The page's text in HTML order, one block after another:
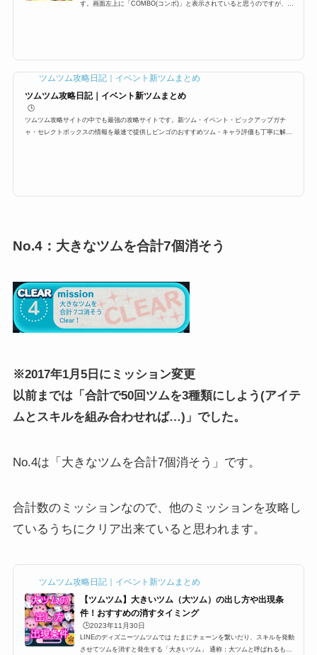
す。画面左上に「COMBO(コンボ)」と表示されていると思うのですが、こ
ンゴなどで「〇〇コンボ以上しよ...
ツムツム攻略日記｜イベント新ツムまとめ
ツムツム攻略日記｜イベント新ツムまとめ
🕒️
ツムツム攻略サイトの中でも最強の攻略サイトです。新ツム・イベント・ピックアップガチ
ャ・セレクトボックスの情報を最速で提供しビンゴのおすすめツム・キャラ評価も丁寧に解
No.4：大きなツムを合計7個消そう
※2017年1月5日にミッション変更
以前までは「合計で50回ツムを3種類にしよう(アイテ
ムとスキルを組み合わせれば…)」でした。
No.4は「大きなツムを合計7個消そう」です。
合計数のミッションなので、他のミッションを攻略し
ているうちにクリア出来ていると思われます。
ツムツム攻略日記｜イベント新ツムまとめ
【ツムツム】大きいツム（大ツム）の出し方や出現条
件！おすすめの消すタイミング
🕒️2023年11月30日
LINEのディズニーツムツムでは たまにチェーンを繋いだり、スキルを発動
させてツムを消すと発生する「大きいツム」 通称：大ツムと呼ばれるもの